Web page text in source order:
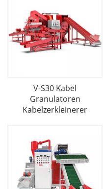
V-S30 Kabel
Granulatoren
Kabelzerkleinerer